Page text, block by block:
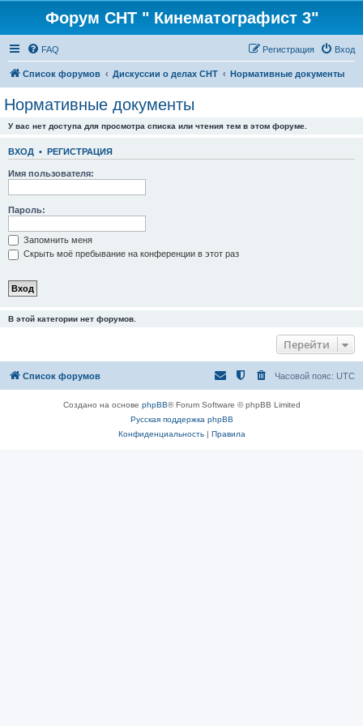
Форум СНТ " Кинематографист 3"
FAQ Вход
Регистрация
Список форумов Дискуссии о делах СНТ Нормативные документы
Нормативные документы
У вас нет доступа для просмотра списка или чтения тем в этом форуме.
ВХОД • РЕГИСТРАЦИЯ
Имя пользователя:
Пароль:
Запомнить меня
Скрыть моё пребывание на конференции в этот раз
В этой категории нет форумов.
Перейти
Список форумов Часовой пояс: UTC
Создано на основе phpBB® Forum Software © phpBB Limited
Русская поддержка phpBB
Конфиденциальность| Правила